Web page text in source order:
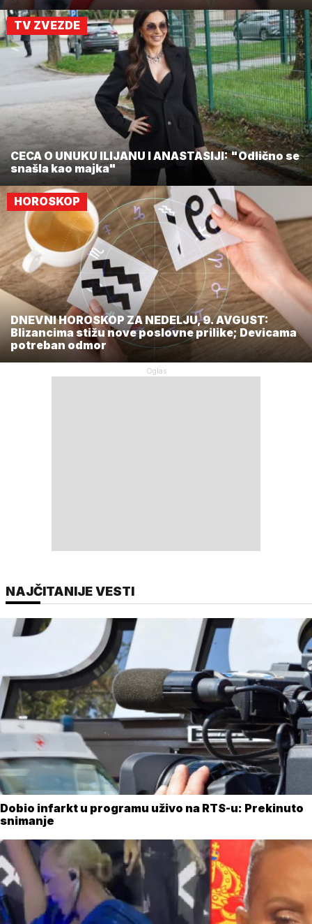
TV ZVEZDE
CECA O UNUKU ILIJANU I ANASTASIJI: "Odlično se
snašla kao majka"
HOROSKOP
DNEVNI HOROSKOP ZA NEDELJU, 9. AVGUST:
Blizancima stižu nove poslovne prilike; Devicama
potreban odmor
NAJČITANIJE VESTI
Dobio infarkt u programu uživo na RTS-u: Prekinuto
snimanje